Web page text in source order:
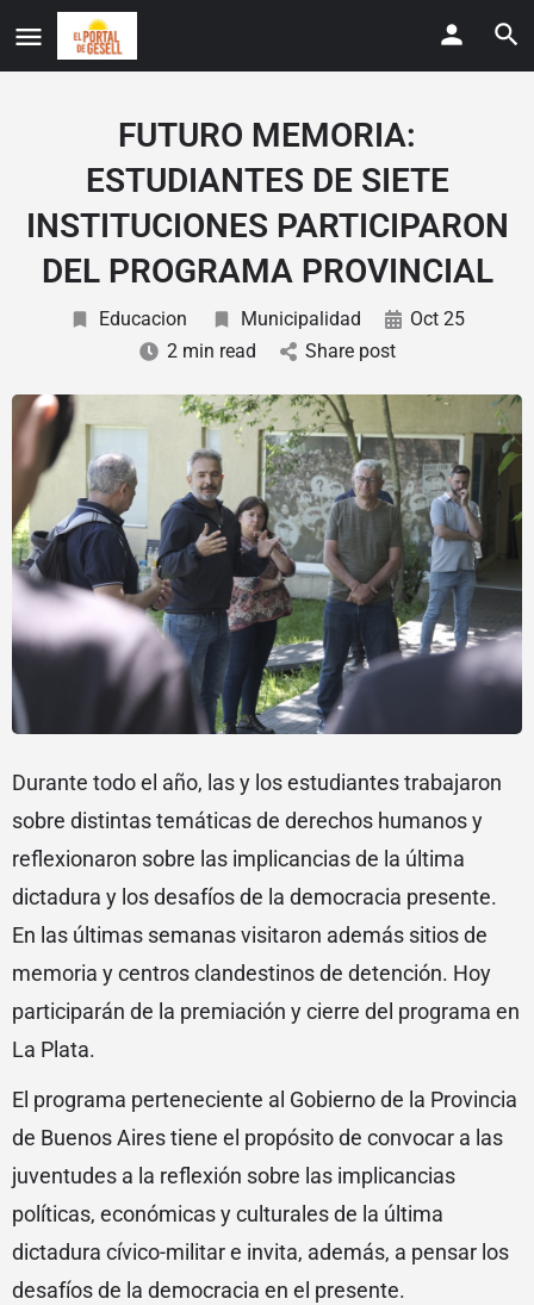
FUTURO MEMORIA:
ESTUDIANTES DE SIETE
INSTITUCIONES PARTICIPARON
DEL PROGRAMA PROVINCIAL
Educacion Municipalidad
Oct 25
2 min read
Share post
Durante todo el año, las y los estudiantes trabajaron
sobre distintas temáticas de derechos humanos y
reflexionaron sobre las implicancias de la última
dictadura y los desafíos de la democracia presente.
En las últimas semanas visitaron además sitios de
memoria y centros clandestinos de detención. Hoy
participarán de la premiación y cierre del programa en
La Plata.
El programa perteneciente al Gobierno de la Provincia
de Buenos Aires tiene el propósito de convocar a las
juventudes a la reflexión sobre las implicancias
políticas, económicas y culturales de la última
dictadura cívico-militar e invita, además, a pensar los
desafíos de la democracia en el presente.